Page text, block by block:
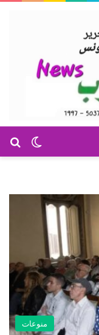
الوضع
منوعات